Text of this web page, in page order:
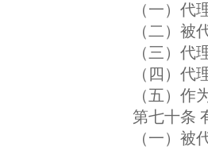
（一）代理
（二）被代
（三）代理
（四）代理
（五）作为
第七十条 有
（一）被代